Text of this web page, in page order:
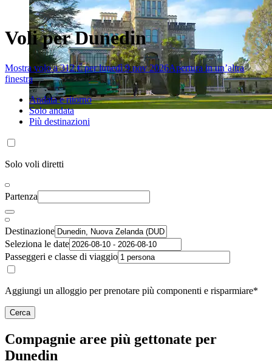
Voli per Dunedin
Mostra volo a 312 € per lunedì 9 nov 2026Apertura in un’altra
finestra
Andata e ritorno
Solo andata
Più destinazioni
Solo voli diretti
Partenza
Destinazione
Seleziona le date
Passeggeri e classe di viaggio
Aggiungi un alloggio per prenotare più componenti e risparmiare*
Cerca
Compagnie aree più gettonate per
Dunedin